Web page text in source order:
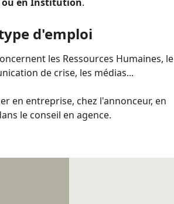
d'emploi
les Ressources Humaines, le
de crise, les médias...
en entreprise, chez l'annonceur, en
le conseil en agence.